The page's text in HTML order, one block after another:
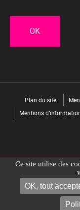
Ce site utilise des
OK, tout
NOUS
Plan du site
Mentions